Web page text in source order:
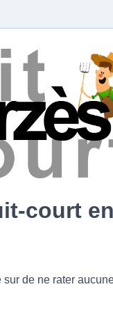
court
de ne rater